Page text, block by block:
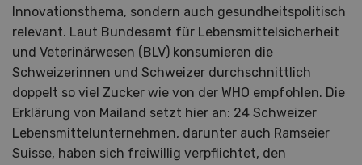
Innovationsthema, sondern auch gesundheitspolitisch
relevant. Laut Bundesamt für Lebensmittelsicherheit
und Veterinärwesen (BLV) konsumieren die
Schweizerinnen und Schweizer durchschnittlich
doppelt so viel Zucker wie von der WHO empfohlen. Die
Erklärung von Mailand setzt hier an: 24 Schweizer
Lebensmittelunternehmen, darunter auch Ramseier
Suisse, haben sich freiwillig verpflichtet, den